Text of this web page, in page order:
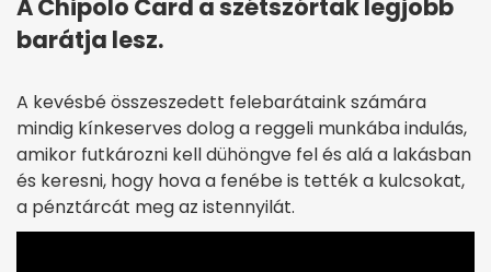
A Chipolo Card a szétszórtak legjobb
barátja lesz.
A kevésbé összeszedett felebarátaink számára
mindig kínkeserves dolog a reggeli munkába indulás,
amikor futkározni kell dühöngve fel és alá a lakásban
és keresni, hogy hova a fenébe is tették a kulcsokat,
a pénztárcát meg az istennyilát.